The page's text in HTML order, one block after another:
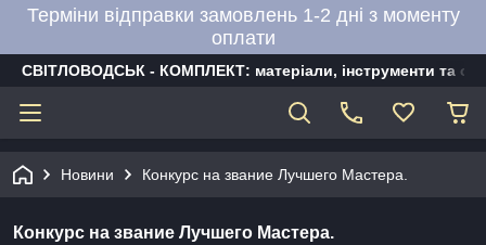
Терміни відправки замовлень 1-2 дні з моменту
оплати
СВІТЛОВОДСЬК - КОМПЛЕКТ: матеріали, інструменти та
Новини Конкурс на звание Лучшего Мастера.
Конкурс на звание Лучшего Мастера.